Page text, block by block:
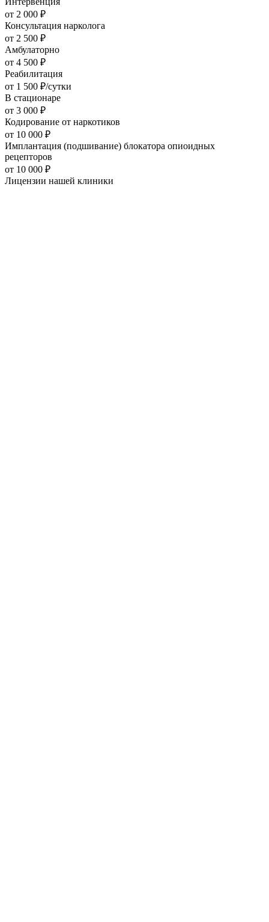
от 2 000 ₽
Консультация нарколога
от 2 500 ₽
Амбулаторно
от 4 500 ₽
Реабилитация
от 1 500 ₽/сутки
В стационаре
от 3 000 ₽
Кодирование от наркотиков
от 10 000 ₽
Имплантация (подшивание) блокатора опиоидных
рецепторов
от 10 000 ₽
Лицензии нашей клиники